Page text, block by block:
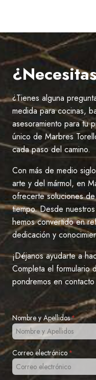
¿Tienes alguna
medida para cocinas,
asesoramiento para tu
único de Marbres
cada paso del camino.
Con más de medio
arte y del mármol, en
ofrecerte soluciones
tiempo. Desde
hemos convertido en
dedicación y
¡Déjanos ayudarte a
Completa el formulario
pondremos en
Nombre y Apellidos*
Correo electrónico*